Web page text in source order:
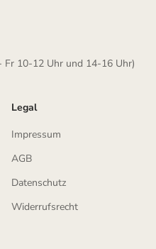
Fr 10-12 Uhr und 14-16 Uhr)
Legal
Impressum
AGB
Datenschutz
Widerrufsrecht